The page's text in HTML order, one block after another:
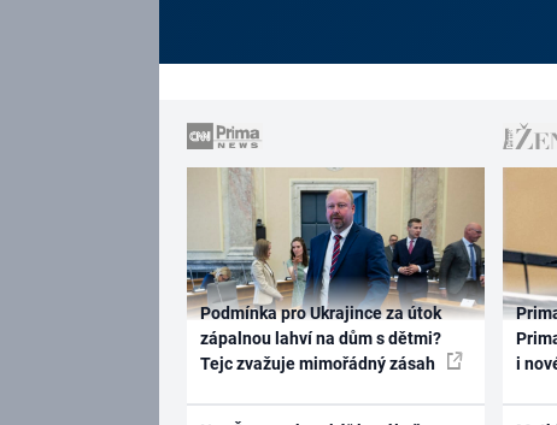
Podmínka pro Ukrajince za útok
zápalnou lahví na dům s dětmi?
Tejc zvažuje mimořádný zásah
i